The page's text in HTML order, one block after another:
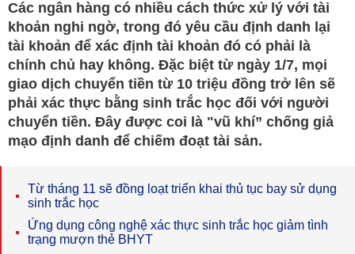
Các ngân hàng có nhiều cách thức xử lý với tài
khoản nghi ngờ, trong đó yêu cầu định danh lại
tài khoản để xác định tài khoản đó có phải là
chính chủ hay không. Đặc biệt từ ngày 1/7, mọi
giao dịch chuyển tiền từ 10 triệu đồng trở lên sẽ
phải xác thực bằng sinh trắc học đối với người
chuyển tiền. Đây được coi là "vũ khí” chống giả
mạo định danh để chiếm đoạt tài sản.
Từ tháng 11 sẽ đồng loạt triển khai thủ tục bay sử dụng
sinh trắc học
Ứng dụng công nghệ xác thực sinh trắc học giảm tình
trạng mượn thẻ BHYT